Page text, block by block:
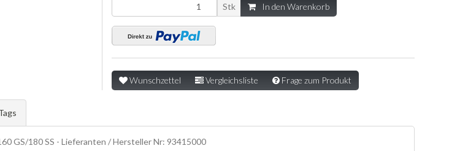
Stk In den Warenkorb
Wunschzettel Vergleichsliste Frage zum Produkt
GS/180 SS - Lieferanten / Hersteller Nr: 93415000